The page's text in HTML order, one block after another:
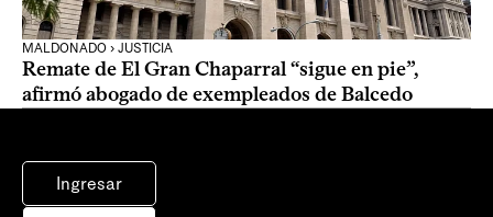
MALDONADO › JUSTICIA
Remate de El Gran Chaparral “sigue en pie”,
afirmó abogado de exempleados de Balcedo
Ingresar